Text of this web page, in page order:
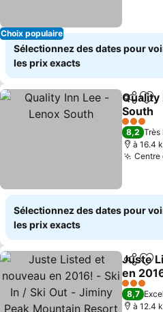
Choix populaire
Sélectionnez des dates pour
les prix exacts
Partager
Quality
South
3 Étoiles
8,2 Très
à 16.4
Centre
Sélectionnez des dates pour
les prix exacts
Partager
Juste
en
-
Resort
3 Étoiles
8,7
à 12.4